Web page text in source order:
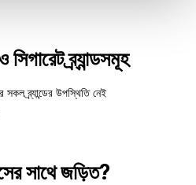
ব্র্যান্ডসমূহ
ব্র্যান্ডের উপস্থিতি নেই
সাথে জড়িত?